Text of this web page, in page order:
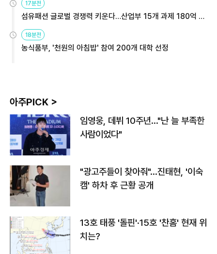
17분전
섬유패션 글로벌 경쟁력 키운다…산업부 15개 과제 180억 지
원
18분전
농식품부, '천원의 아침밥' 참여 200개 대학 선정
아주PICK >
임영웅, 데뷔 10주년…"난 늘 부족한
사람이었다"
"광고주들이 찾아줘"…진태현, '이숙
캠' 하차 후 근황 공개
13호 태풍 '돌핀'·15호 '찬홈' 현재 위
치는?